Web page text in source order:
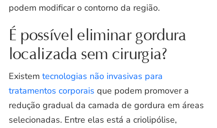
podem modificar o contorno da região.
É possível eliminar gordura
localizada sem cirurgia?
Existem tecnologias não invasivas para
tratamentos corporais que podem promover a
redução gradual da camada de gordura em áreas
selecionadas. Entre elas está a criolipólise,